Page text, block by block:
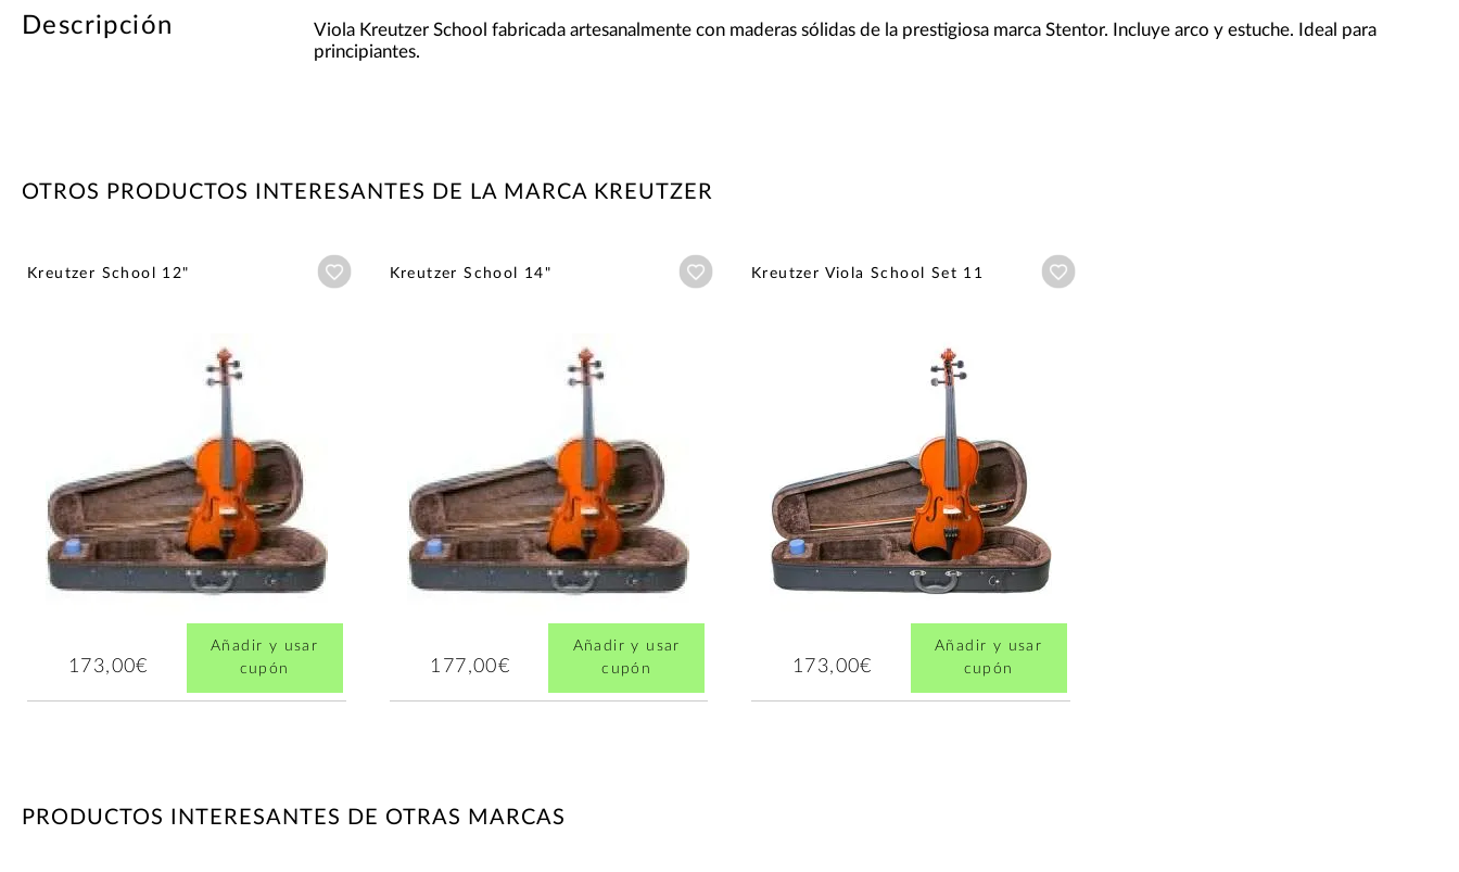
Descripción
Viola Kreutzer School fabricada artesanalmente con maderas sólidas de la prestigiosa marca Stentor. Incluye arco y estuche. Ideal para
principiantes.
OTROS PRODUCTOS INTERESANTES DE LA MARCA KREUTZER
Kreutzer School 12" Añadir a wishlist
173,00€
Añadir y usar
cupón
Kreutzer School 14" Añadir a wishlist
177,00€
Añadir y usar
cupón
Kreutzer Viola School Set 11
173,00€
Añadir y usar
cupón
PRODUCTOS INTERESANTES DE OTRAS MARCAS